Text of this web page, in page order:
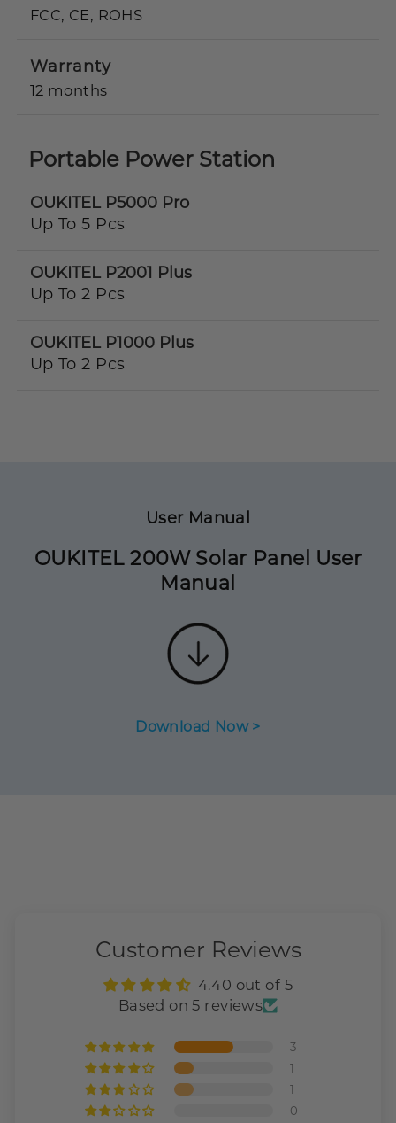
FCC, CE, ROHS
Warranty
12 months
Portable Power Station
OUKITEL P5000 Pro
Up To 5 Pcs
OUKITEL P2001 Plus
Up To 2 Pcs
OUKITEL P1000 Plus
Up To 2 Pcs
User Manual
OUKITEL 200W Solar Panel User
Manual
Download Now >
Customer Reviews
4.40 out of 5
Based on 5 reviews
3
1
1
0